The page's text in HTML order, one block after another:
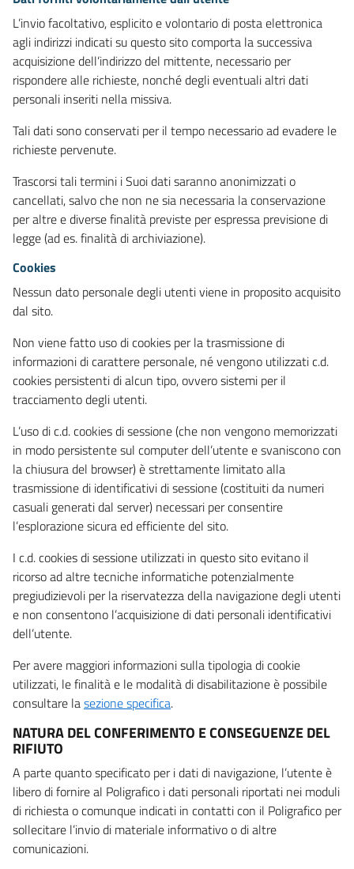
L’invio facoltativo, esplicito e volontario di posta elettronica
agli indirizzi indicati su questo sito comporta la successiva
acquisizione dell’indirizzo del mittente, necessario per
rispondere alle richieste, nonché degli eventuali altri dati
personali inseriti nella missiva.
Tali dati sono conservati per il tempo necessario ad evadere le
richieste pervenute.
Trascorsi tali termini i Suoi dati saranno anonimizzati o
cancellati, salvo che non ne sia necessaria la conservazione
per altre e diverse finalità previste per espressa previsione di
legge (ad es. finalità di archiviazione).
Cookies
Nessun dato personale degli utenti viene in proposito acquisito
dal sito.
Non viene fatto uso di cookies per la trasmissione di
informazioni di carattere personale, né vengono utilizzati c.d.
cookies persistenti di alcun tipo, ovvero sistemi per il
tracciamento degli utenti.
L’uso di c.d. cookies di sessione (che non vengono memorizzati
in modo persistente sul computer dell’utente e svaniscono con
la chiusura del browser) è strettamente limitato alla
trasmissione di identificativi di sessione (costituiti da numeri
casuali generati dal server) necessari per consentire
l’esplorazione sicura ed efficiente del sito.
I c.d. cookies di sessione utilizzati in questo sito evitano il
ricorso ad altre tecniche informatiche potenzialmente
pregiudizievoli per la riservatezza della navigazione degli utenti
e non consentono l’acquisizione di dati personali identificativi
dell’utente.
Per avere maggiori informazioni sulla tipologia di cookie
utilizzati, le finalità e le modalità di disabilitazione è possibile
consultare lasezione specifica.
NATURA DEL CONFERIMENTO E CONSEGUENZE DEL
RIFIUTO
A parte quanto specificato per i dati di navigazione, l’utente è
libero di fornire al Poligrafico i dati personali riportati nei moduli
di richiesta o comunque indicati in contatti con il Poligrafico per
sollecitare l’invio di materiale informativo o di altre
comunicazioni.